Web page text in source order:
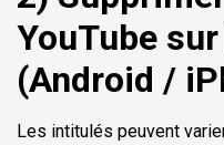
YouTube
(Android /
Les intitulés peuvent